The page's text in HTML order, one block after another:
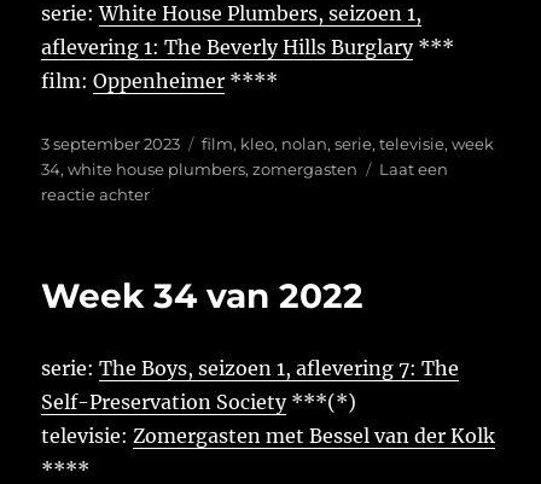
serie:White House Plumbers, seizoen 1,
aflevering 1: The Beverly Hills Burglary***
film:Oppenheimer ****
Geplaatst
op
3 september 2023 Tags
film, kleo, nolan,serie,televisie,week
34,white house plumbers,zomergasten
Laat een
reactie achterop
2023
Week 34 van 2022
serie:The Boys, seizoen 1, aflevering 7: The
Self-Preservation Society***(*)
televisie:Zomergasten met Bessel van der Kolk
****